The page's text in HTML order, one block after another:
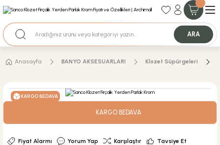
35+ Yıllık Tecrübe
Nakit Ödemeli Özel Fiyatlar için Bizden Teklif Alabilirsiniz.
ARA
Anasayfa BANYO AKSESUARLARI Klozet Süpürgeleri
KARGO BEDAVA
KARGO BEDAVA
Fiyat Alarmı Yorum Yap Karşılaştır
Tavsiye Et